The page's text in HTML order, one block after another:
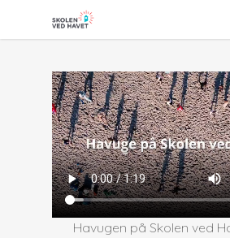
Havugen på Skolen ved